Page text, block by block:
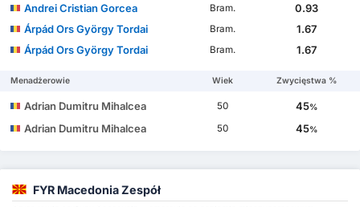
Andrei Cristian Gorcea
Bram.
0.93
Árpád Ors György Tordai
Bram.
1.67
Árpád Ors György Tordai
Bram. 1.67
Menadżerowie Wiek Zwycięstwa %
Adrian Dumitru Mihalcea 50 45%
Adrian Dumitru Mihalcea 50 45%
FYR Macedonia Zespół